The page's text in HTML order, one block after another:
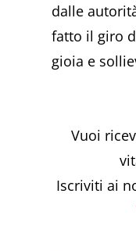
dalle
fatto il giro
gioia e
Vuoi
Iscriviti ai